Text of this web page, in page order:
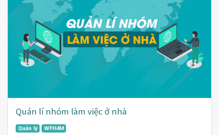
Quản lí nhóm làm việc ở nhà
Quản lý WFH4M